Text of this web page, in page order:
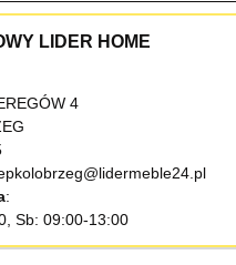
LIDER HOME
4
Sb: 09:00-13:00